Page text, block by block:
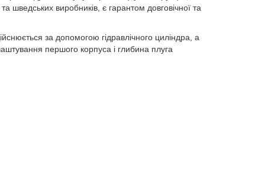
шведських виробників, є гарантом довговічної та
за допомогою гідравлічного циліндра, а
першого корпуса і глибина плуга